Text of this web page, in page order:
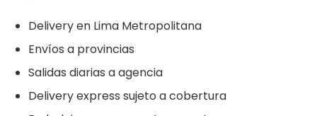
Delivery en Lima Metropolitana
Envíos a provincias
Salidas diarias a agencia
Delivery express sujeto a cobertura